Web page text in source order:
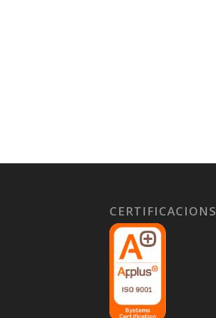
CERTIFICACIONS